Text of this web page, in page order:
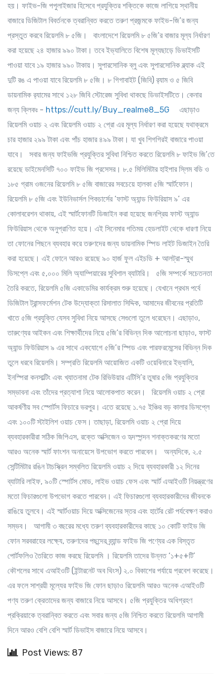
হয়। ফাইভ-জি পপুলাইজার হিসেবে প্রযুক্তির শক্তিকে কাজে লাগিয়ে স্থানীয়
বাজারে ডিজিটাল বিবর্তনকে ত্বরান্বিত করতে তরুণ প্রজন্মকে ফাইভ-জি’র জন্য
প্রস্তুত করবে রিয়েলমি ৮ ৫জি। বাংলাদেশে রিয়েলমি ৮ ৫জি’র বাজার মূল্য নির্ধারণ
করা হয়েছে ২৪ হাজার ৯৯০ টাকা। তবে ইভ্যালিতে বিশেষ মূল্যছাড়ে ডিভাইসটি
পাওয়া যাবে ১৯ হাজার ৯৯০ টাকায়। সুপারসোনিক ব্লু এবং সুপারসোনিক ব্ল্যাক এই
দুটি রঙ এ পাওয়া যাবে রিয়েলমি ৮ ৫জি। ৮ গিগাবাইট (জিবি) র‍্যাম ও ৫ জিবি
ডায়নামিক র‍্যামের সাথে ১২৮ জিবি স্টোরেজ সুবিধা থাকছে ডিভাইসটিতে। কেনার
জন্য ক্লিকঃ - https://cutt.ly/Buy_realme8_5G এছাড়াও
রিয়েলমি ওয়াচ ২ এবং রিয়েলমি ওয়াচ ২ প্রো এর মূল্য নির্ধারণ করা হয়েছে যথাক্রমে
চার হাজার ২৯৯ টাকা এবং পাঁচ হাজার ৪৯৯ টাকা। যা খুব শিগগিরই বাজারে পাওয়া
যাবে। সবার জন্য ফাইভজি প্রযুক্তির সুবিধা নিশ্চিত করতে রিয়েলমি ৮ ফাইভ জি’তে
রয়েছে ডাইমেনসিটি ৭০০ ফাইভ জি প্রসেসর। ৮.৫ মিলিমিটার হাইপার স্লিম বডি ও
১৮৫ গ্রাম ওজনের রিয়েলমি ৮ ৫জি বাজারের সবচেয়ে হালকা ৫জি স্মার্টফোন।
রিয়েলমি ৮ ৫জি এবং ইউনিভার্সল পিকচার্সের ‘ফাস্ট অ্যান্ড ফিউরিয়াস ৯’ এর
কোলাবরেশন থাকায়, এই স্মার্টফোনটি ডিজাইন করা হয়েছে জনপ্রিয় ফাস্ট অ্যান্ড
ফিউরিয়াস থেকে অনুপ্রাণিত হয়ে। এই সিনেমার গতিময় হেডলাইট থেকে ধারণা নিয়ে
তা ফোনের পিছনে ব্যবহার করে তরুণদের জন্য ডায়নামিক স্পিড লাইট ডিজাইন তৈরি
করা হয়েছে। এই ফোনে আরও রয়েছে ৯০ হার্জ ফুল এইচডি + আলট্রা-স্মুথ
ডিসপ্লে এবং ৫,০০০ মিলি অ্যাম্পিয়ারের সুবিশাল ব্যাটারি। ৫জি সম্পর্কে সচেতনতা
তৈরি করতে, রিয়েলমি ৫জি একাডেমির কার্যক্রম শুরু হয়েছে। যেখানে প্রথম পর্বে
ডিজিটাল ট্রান্সফর্মেশন টেক উদ্যোক্তা রিসালাত সিদ্দিক, আমাদের জীবনের প্রতিটি
খাতে ৫জি প্রযুক্তি যেসব সুবিধা নিয়ে আসছে সেগুলো তুলে ধরেছেন। এছাড়াও,
তারুণ্যের আইকন এবং শিক্ষার্থীদের নিয়ে ৫জি’র বিভিন্ন দিক আলোচনা ছাড়াও, ফাস্ট
অ্যান্ড ফিউরিয়াস ৯ এর সাথে একযোগে ৫জি’র স্পিড এবং পারফরমেন্সের বিভিন্ন দিক
তুলে ধরবে রিয়েলমি। সম্প্রতি রিয়েলমি আয়োজিত একটি ওয়েবিনারে ইভ্যালি,
ইনস্পিরা কনসাল্টিং এবং খ্যাতনামা টেক রিভিউয়ার এটিসি’র তুষার ৫জি প্রযুক্তির
সম্ভাবনা এবং তাঁদের প্রত্যাশা নিয়ে আলোকপাত করেন। রিয়েলমি ওয়াচ ২ প্রো
আকর্ষণীয় সব স্পোর্টস ফিচারে ভরপুর। এতে রয়েছে ১.৭৫ ইঞ্চির বড় কালার ডিসপ্লে
এবং ১০০টি স্টাইলিশ ওয়াচ ফেস। তাছাড়া, রিয়েলমি ওয়াচ ২ প্রো দিয়ে
ব্যবহারকারীরা সঠিক জিপিএস, রক্তে অক্সিজেন ও হৃদস্পন্দন শনাক্তকরণের মতো
আরও অনেক স্মার্ট ফাংশন অনায়েসে উপভোগ করতে পারবেন। অন্যদিকে, ২.৫
সেন্টিমিটার রঙিন টাচস্ক্রিন সম্বলিত রিয়েলমি ওয়াচ ২ দিয়ে ব্যবহারকারী ১২ দিনের
ব্যাটারি লাইফ, ৯০টি স্পোর্টস মোড, লাইভ ওয়াচ ফেস এবং স্মার্ট এআইওটি নিয়ন্ত্রণের
মতো ফিচারগুলো উপভোগ করতে পারবেন। এই ফিচারগুলো ব্যবহারকারীদের জীবনকে
রাঙিয়ে তুলবে। এই স্মার্টওয়াচ দিয়ে অক্সিজেনের স্তর এবং হার্টের রেট পর্যবেক্ষণ করাও
সম্ভব। আগামী ৩ বছরের মধ্যে তরুণ ব্যবহারকারীদের কাছে ১০ কোটি ফাইভ জি
ফোন সরবরাহের লক্ষ্যে, তরুণদের পছন্দের ব্র্যান্ড ফাইভ জি পণ্যের এক বিস্তৃত
পোর্টফলিও তৈরিতে কাজ করছে রিয়েলমি । রিয়েলমি তাদের উন্নত ‘১+৫+টি’
কৌশলের সাথে এআইওটি (ইন্টারনেট অব থিংস) ২.০ বিকাশের পর্যায়ে প্রবেশ করেছে।
এর ফলে সাশ্রয়ী মূল্যের ফাইভ জি ফোন ছাড়াও রিয়েলমি আরও অনেক এআইওটি
পণ্য তরুণ ক্রেতাদের জন্য বাজারে নিয়ে আসবে। ৫জি প্রযুক্তির অধিগ্রহণ
প্রক্রিয়াকে ত্বরান্বিত করতে এবং সবার জন্য ৫জি নিশ্চিত করতে রিয়েলমি আগামী
দিনে আরও বেশি বেশি স্মার্ট ডিভাইস বাজারে নিয়ে আসবে।
Post Views: 87